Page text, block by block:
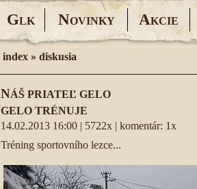
GLK NOVINKY AKCIE
index » diskusia
NÁŠ PRIATEĽ GELO
GELO TRÉNUJE
14.02.2013 16:00 | 5722x | komentár: 1x
Tréning sportovního lezce...